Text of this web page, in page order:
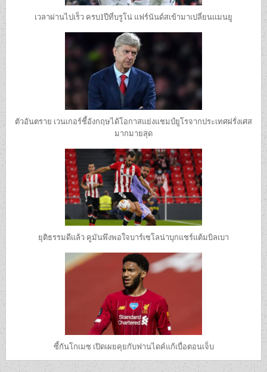
เวลาผ่านไปเร็ว ครบ1ปีที่บรูโน่ แฟร์นันด์สเข้ามาเปลี่ยนแมนยู
ตัวอันตราย เวนเกอร์ชี้อังกฤษได้โอกาสแย่งแชมป์ยูโรจากประเทศฝรั่งเศส
มากมายสุด
ยุติธรรมดีแล้ว คูมันพึงพอใจบาร์เซโลน่าบุกแชร์แต้มบิลเบา
ซี้กันโกเมซ เปิดเผยคุยกับฟานไดค์แก้เบื่อตอนเจ็บ